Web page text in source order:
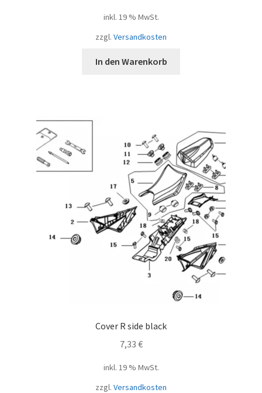
inkl. 19 % MwSt.
zzgl. Versandkosten
In den Warenkorb
Cover R side black
7,33 €
inkl. 19 % MwSt.
zzgl. Versandkosten